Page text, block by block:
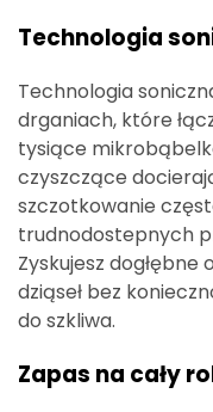
Technologia
Technologia
drganiach, które
tysiące
czyszczące
szczotkowanie
trudnodostepnych
Zyskujesz
dziąseł bez
do szkliwa.
Zapas na cały